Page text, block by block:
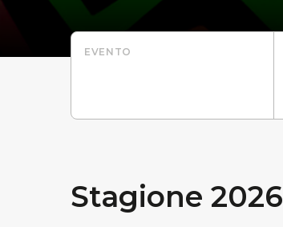
EVENTO
Stagione 2026